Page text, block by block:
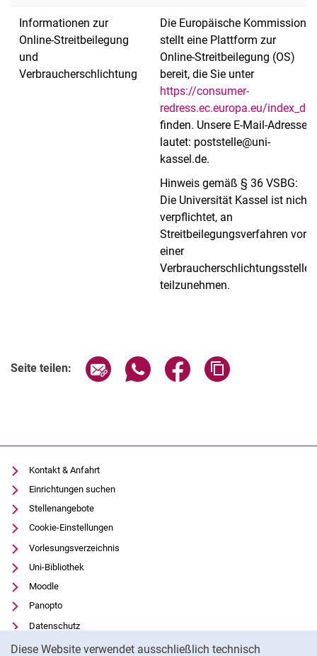
Diese Website verwendet ausschließlich technisch
Informationen zur
Online-Streitbeilegung
und
Verbraucherschlichtung
Die Europäische Kommission
stellt eine Plattform zur
Online-Streitbeilegung (OS)
bereit, die Sie unter
https://consumer-
redress.ec.europa.eu/index_de
finden. Unsere E-Mail-Adresse
lautet: poststelle@uni-
kassel.de.
Hinweis gemäß § 36 VSBG:
Die Universität Kassel ist nicht
verpflichtet, an
Streitbeilegungsverfahren vor
einer
Verbraucherschlichtungsstelle
teilzunehmen.
Seite teilen: Seite über E-Mail teilen
Seite über WhatsApp teilen
Seite über Facebook
Kontakt & Anfahrt
Einrichtungen suchen
Stellenangebote
Cookie-Einstellungen
Vorlesungsverzeichnis
Uni-Bibliothek
Moodle
Panopto
Datenschutz
Barrierefreiheit